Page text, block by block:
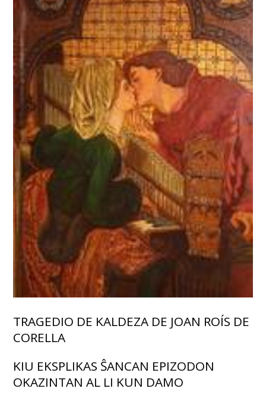
TRAGEDIO DE KALDEZA DE JOAN ROÍS DE
CORELLA
KIU EKSPLIKAS ŜANCAN EPIZODON
OKAZINTAN AL LI KUN DAMO